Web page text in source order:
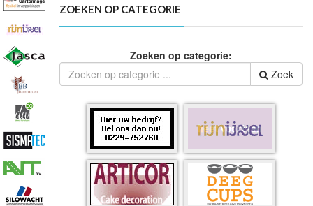
ZOEKEN OP CATEGORIE
Zoeken op categorie:
Zoek